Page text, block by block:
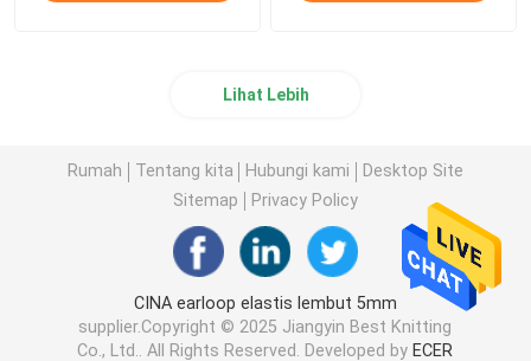
Lihat Lebih
Rumah Tentang kita Hubungi kami
Desktop Site
Sitemap
Privacy Policy
CINA earloop elastis lembut 5mm
supplier.Copyright © 2025 Jiangyin Best Knitting
Co., Ltd.. All Rights Reserved. Developed by ECER